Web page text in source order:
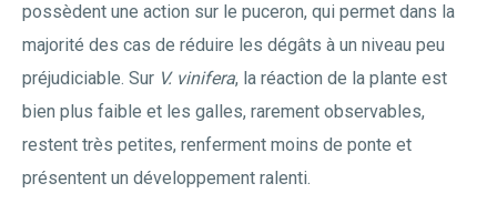
possèdent une action sur le puceron, qui permet dans la
majorité des cas de réduire les dégâts à un niveau peu
préjudiciable. Sur V. vinifera, la réaction de la plante est
bien plus faible et les galles, rarement observables,
restent très petites, renferment moins de ponte et
présentent un développement ralenti.